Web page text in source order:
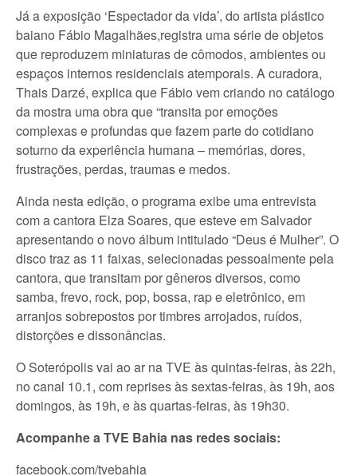
Já a exposição ‘Espectador da vida’, do artista plástico
baiano Fábio Magalhães,registra uma série de objetos
que reproduzem miniaturas de cômodos, ambientes ou
espaços internos residenciais atemporais. A curadora,
Thais Darzé, explica que Fábio vem criando no catálogo
da mostra uma obra que “transita por emoções
complexas e profundas que fazem parte do cotidiano
soturno da experiência humana – memórias, dores,
frustrações, perdas, traumas e medos.
Ainda nesta edição, o programa exibe uma entrevista
com a cantora Elza Soares, que esteve em Salvador
apresentando o novo álbum intitulado “Deus é Mulher”. O
disco traz as 11 faixas, selecionadas pessoalmente pela
cantora, que transitam por gêneros diversos, como
samba, frevo, rock, pop, bossa, rap e eletrônico, em
arranjos sobrepostos por timbres arrojados, ruídos,
distorções e dissonâncias.
O Soterópolis vai ao ar na TVE às quintas-feiras, às 22h,
no canal 10.1, com reprises às sextas-feiras, às 19h, aos
domingos, às 19h, e às quartas-feiras, às 19h30.
Acompanhe a TVE Bahia nas redes sociais:
facebook.com/tvebahia